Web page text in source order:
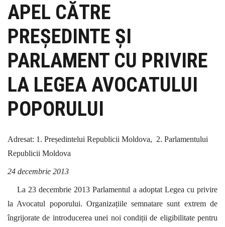
APEL CĂTRE
PREȘEDINTE ȘI
PARLAMENT CU PRIVIRE
LA LEGEA AVOCATULUI
POPORULUI
Adresat: 1. Președintelui Republicii Moldova, 2. Parlamentului
Republicii Moldova
24 decembrie 2013
La 23 decembrie 2013 Parlamentul a adoptat Legea cu privire
la Avocatul poporului. Organizațiile semnatare sunt extrem de
îngrijorate de introducerea unei noi condiții de eligibilitate pentru